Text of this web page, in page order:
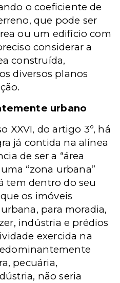
o coeficiente de
que pode ser
ou um edifício com
considerar a
construída,
diversos planos
urbano
XXVI, do artigo 3º, há
já contida na alínea
de ser a “área
“zona urbana”
tem dentro do seu
os imóveis
para moradia,
indústria e prédios
exercida na
pecuária,
não seria